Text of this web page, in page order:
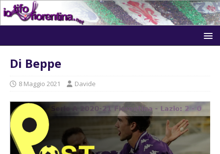
Di Beppe
8 Maggio 2021 Davide